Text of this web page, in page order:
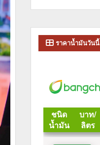
ราคาน้ำมันวันนี้